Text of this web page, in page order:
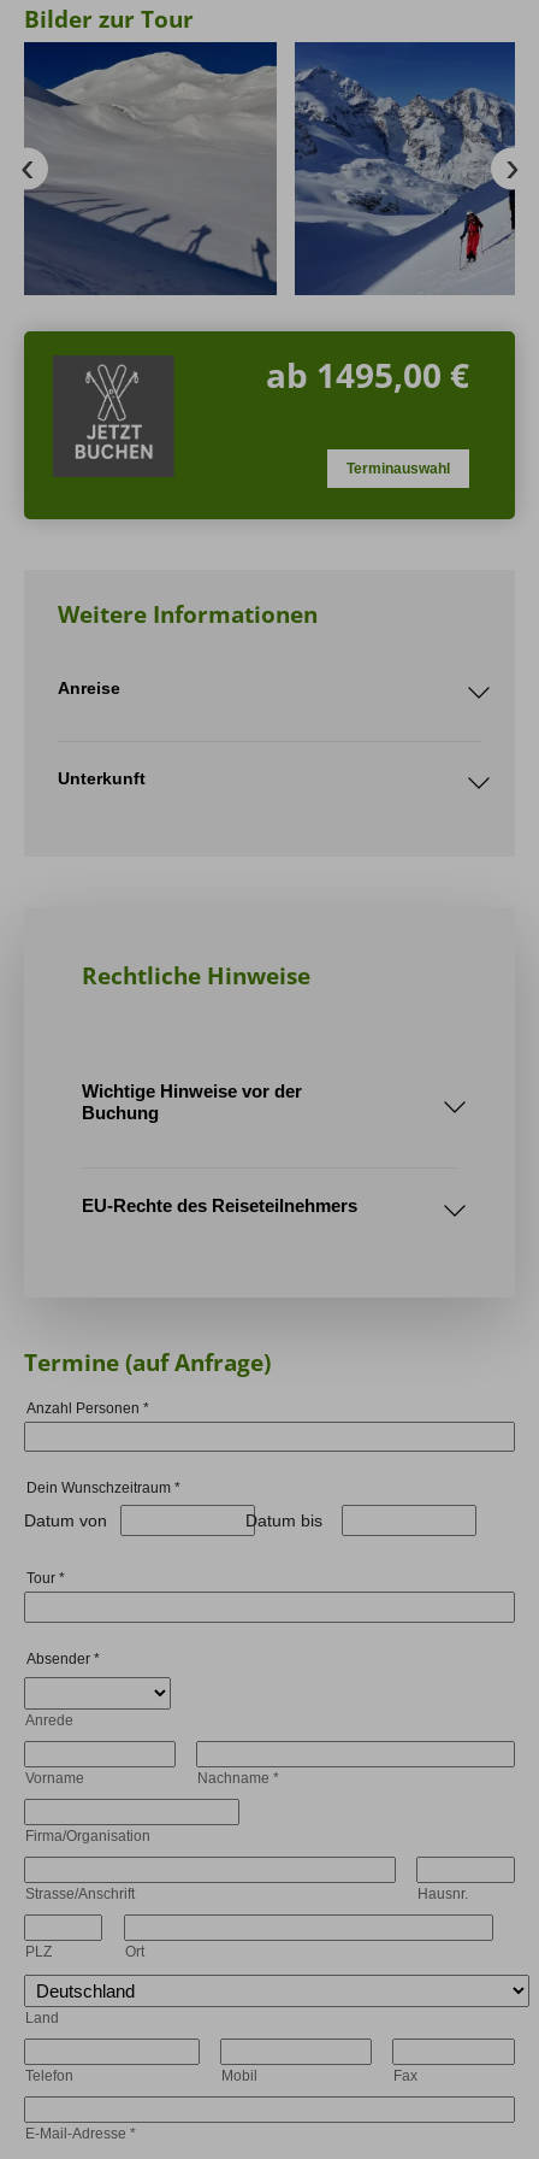
Bilder zur Tour
ab 1495,00 €
Terminauswahl
Weitere Informationen
Anreise
Unterkunft
Rechtliche Hinweise
Wichtige Hinweise vor der
Buchung
8. Visa-, Pass- und Einreisebestimmungen
9. Tourismusabgaben
EU-Rechte des Reiseteilnehmers
Termine (auf Anfrage)
Anzahl Personen *
Dein Wunschzeitraum *
Datum von Datum bis
Tour *
Absender *
Anrede
Vorname Nachname *
Firma/Organisation
Strasse/Anschrift Hausnr.
PLZ Ort
Land
Telefon Mobil Fax
E-Mail-Adresse *